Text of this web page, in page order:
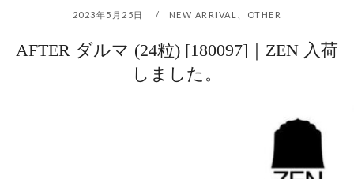
2023年5月25日 NEW ARRIVAL OTHER
AFTER ダルマ (24粒) [180097]｜ZEN 入荷
しました。